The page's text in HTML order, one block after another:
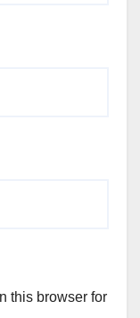
this browser for